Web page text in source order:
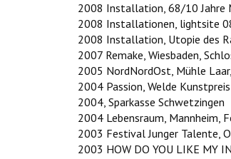
2008 Installation, 68/10 Jahre
2008 Installationen, lightsite
2008 Installation, Utopie des
2007 Remake, Wiesbaden,
2005 NordNordOst, Mühle
2004 Passion, Welde Kunstpreis
2004, Sparkasse Schwetzingen
2004 Lebensraum, Mannheim,
2003 Festival Junger Talente,
2003 HOW DO YOU LIKE MY